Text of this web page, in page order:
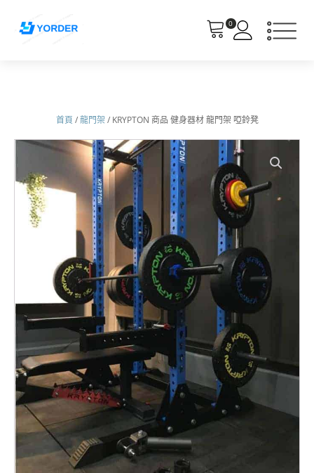
0
首頁 /龍門架 / KRYPTON 商品 健身器材 龍門架 啞鈴凳